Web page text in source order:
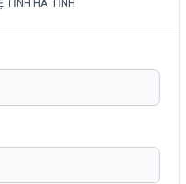
TỈNH HÀ TĨNH